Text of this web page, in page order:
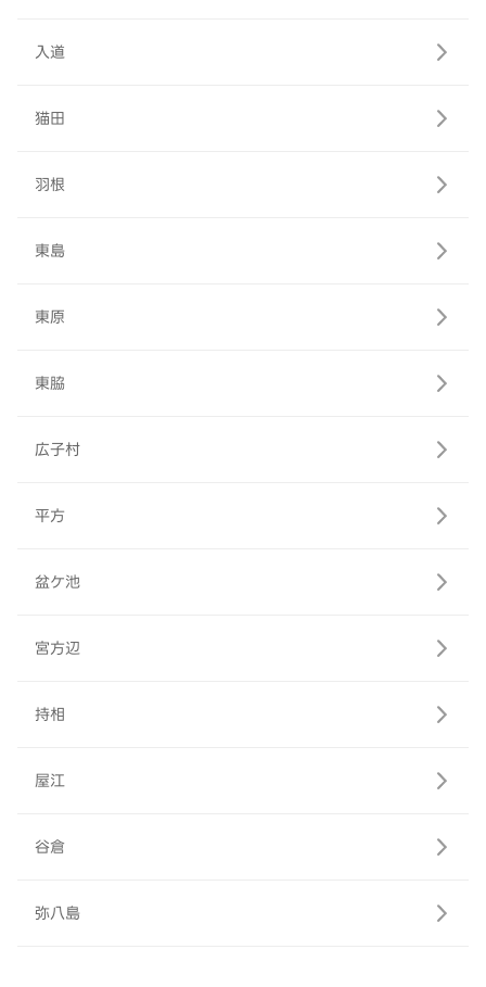
入道
猫田
羽根
東島
東原
東脇
広子村
平方
盆ケ池
宮方辺
持相
屋江
谷倉
弥八島